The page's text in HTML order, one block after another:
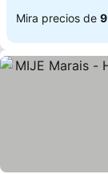
Mira precios de